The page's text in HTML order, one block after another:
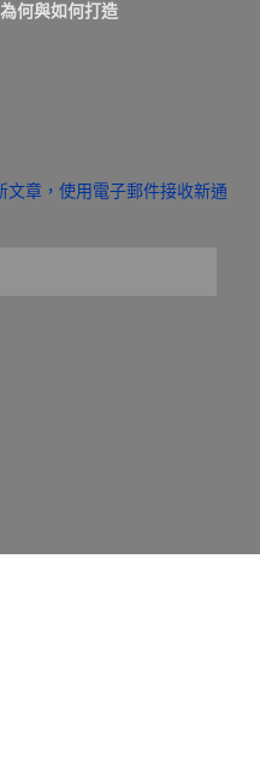
何與如何打造
章，使用電子郵件接收新通